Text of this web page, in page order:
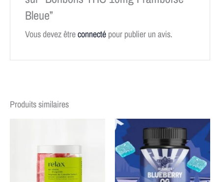
Bleue”
Vous devez êtreconnecté pour publier un avis.
Produits similaires